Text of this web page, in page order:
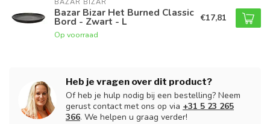
BAZAR BIZAR
Bazar Bizar Het Burned Classic
Bord - Zwart - L
Op voorraad
€17,81
Heb je vragen over dit product?
Of heb je hulp nodig bij een bestelling? Neem
gerust contact met ons op via +31 5 23 265
366. We helpen u graag verder!